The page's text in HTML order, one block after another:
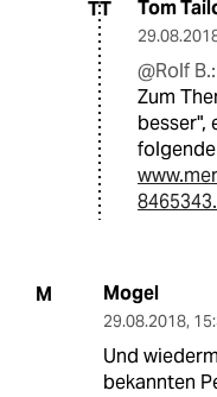
TT Tom
@Rolf B.:
Zum
besser",
M Mogel
29.08.2018,
Und
bekannten